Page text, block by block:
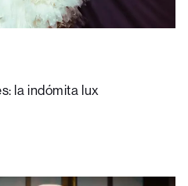
la indómita lux